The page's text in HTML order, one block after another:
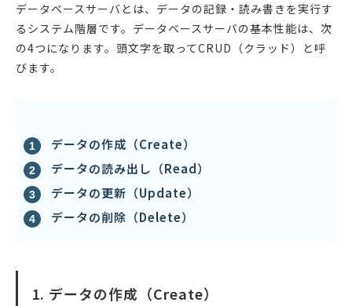
データベースサーバとは、データの記録・読み書きを実行す
るシステム階層です。データベースサーバの基本性能は、次
の4つになります。頭文字を取ってCRUD（クラッド）と呼
びます。
データの作成（Create）
データの読み出し（Read）
データの更新（Update）
データの削除（Delete）
1. データの作成（Create）